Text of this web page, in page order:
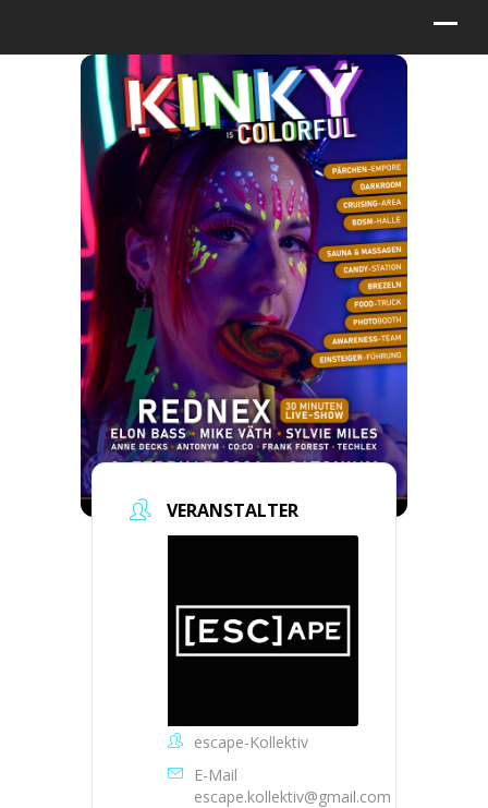
VERANSTALTER
escape-Kollektiv
E-Mail
escape.kollektiv@gmail.com